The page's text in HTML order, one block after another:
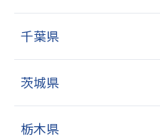
千葉県
茨城県
栃木県